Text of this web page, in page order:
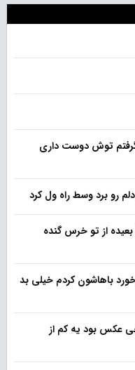
گرفتم توش دوست داری
رو برد وسط راه ول کرد
از تو خرس گنده
باهاشون کردم خیلی بد
عکس بود یه کم از